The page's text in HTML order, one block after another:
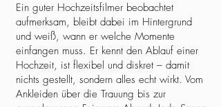
Ein guter Hochzeitsfilmer beobachtet
aufmerksam, bleibt dabei im Hintergrund
und weiß, wann er welche Momente
einfangen muss. Er kennt den Ablauf einer
Hochzeit, ist flexibel und diskret – damit
nichts gestellt, sondern alles echt wirkt. Vom
Ankleiden über die Trauung bis zur